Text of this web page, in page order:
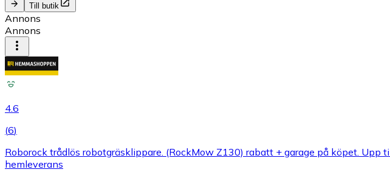
Till butik
Annons
Annons
4.6
(6)
Roborock trådlös robotgräsklippare. (RockMow Z130) rabatt + garage på köpet.
hemleverans